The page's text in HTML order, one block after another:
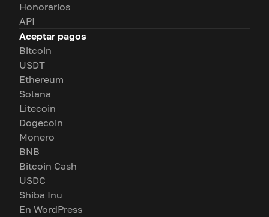
Honorarios
API
Aceptar pagos
Bitcoin
USDT
Ethereum
Solana
Litecoin
Dogecoin
Monero
BNB
Bitcoin Cash
USDC
Shiba Inu
En WordPress